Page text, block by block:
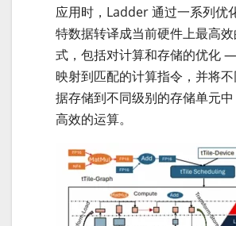
应用时，Ladder 通过一系列优
特数据转译成当前硬件上最高
式，包括对计算和存储的优化
映射到匹配的计算指令，并将
据存储到不同级别的存储单元
高效的运算。